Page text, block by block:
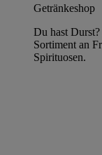
Getränkeshop
Du hast
Sortiment an
Spirituosen.